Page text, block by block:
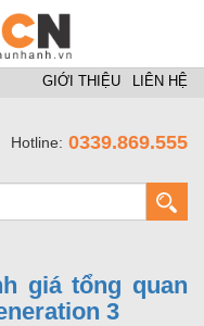
GIỚI THIỆU LIÊN HỆ
Hotline: 0339.869.555
giá tổng quan
3